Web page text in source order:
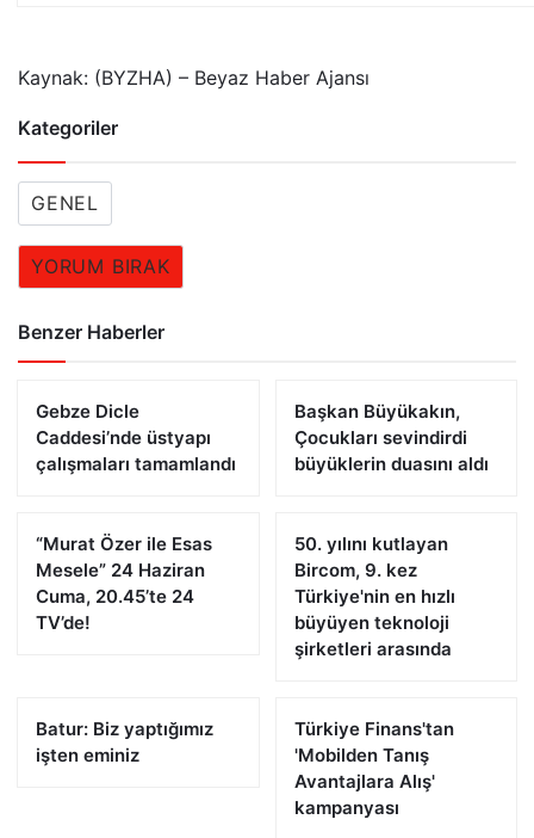
Kaynak: (BYZHA) – Beyaz Haber Ajansı
Kategoriler
GENEL
YORUM BIRAK
Benzer Haberler
Gebze Dicle
Caddesi’nde üstyapı
çalışmaları tamamlandı
Başkan Büyükakın,
Çocukları sevindirdi
büyüklerin duasını aldı
“Murat Özer ile Esas
Mesele” 24 Haziran
Cuma, 20.45’te 24
TV’de!
50. yılını kutlayan
Bircom, 9. kez
Türkiye'nin en hızlı
büyüyen teknoloji
şirketleri arasında
Batur: Biz yaptığımız
işten eminiz
Türkiye Finans'tan
'Mobilden Tanış
Avantajlara Alış'
kampanyası